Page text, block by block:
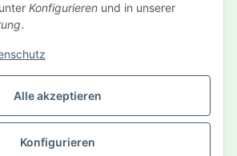
Alle akzeptieren
Konfigurieren
Konfigurieren und in unserer
.